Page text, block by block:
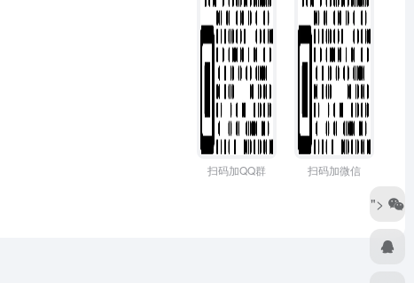
扫码加QQ群 扫码加微信
">